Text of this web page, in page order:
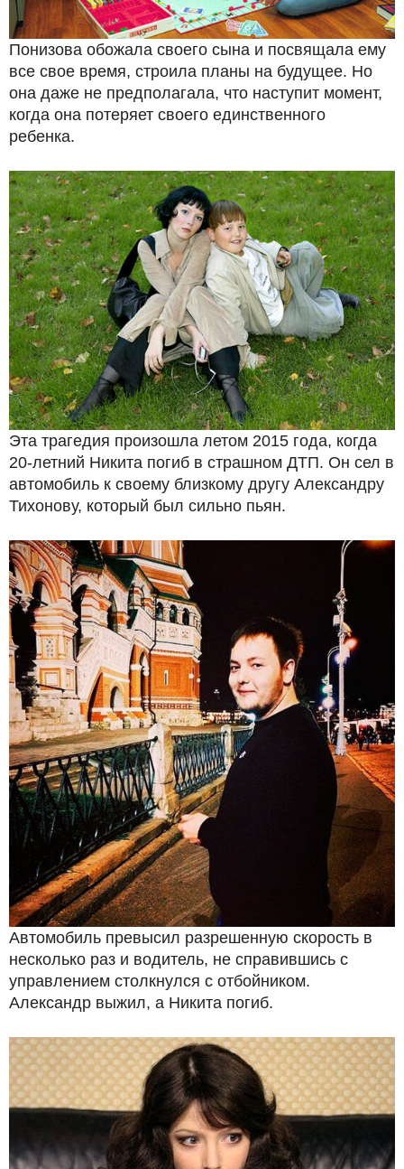
Понизова обожала своего сына и посвящала ему
все свое время, строила планы на будущее. Но
она даже не предполагала, что наступит момент,
когда она потеряет своего единственного
ребенка.
Эта трагедия произошла летом 2015 года, когда
20-летний Никита погиб в страшном ДТП. Он сел в
автомобиль к своему близкому другу Александру
Тихонову, который был сильно пьян.
Автомобиль превысил разрешенную скорость в
несколько раз и водитель, не справившись с
управлением столкнулся с отбойником.
Александр выжил, а Никита погиб.